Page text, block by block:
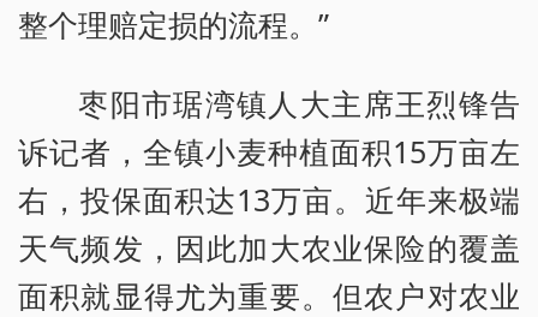
整个理赔定损的流程。”
枣阳市琚湾镇人大主席王烈锋告
诉记者，全镇小麦种植面积15万亩左
右，投保面积达13万亩。近年来极端
天气频发，因此加大农业保险的覆盖
面积就显得尤为重要。但农户对农业